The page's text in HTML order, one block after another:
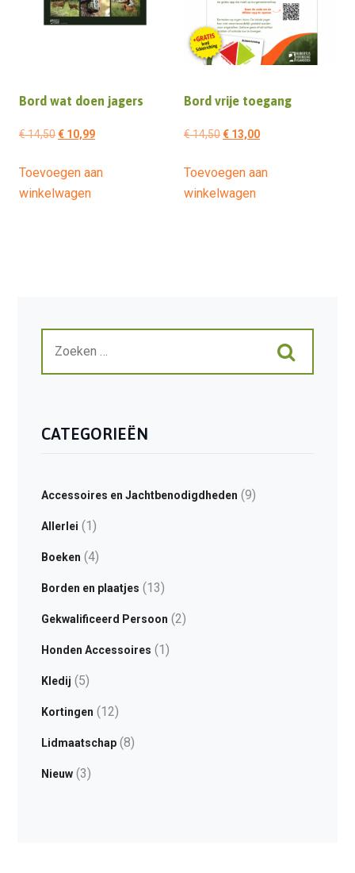
Bord wat doen jagers
€14,50Oorspronkelijke
was:
€ 14,50.
€10,99Huidige
is:
Toevoegen aan
winkelwagen
Bord vrije toegang
€14,50Oorspronkelijke
was:
€ 14,50.
€ 13,00Huidige
is:
Toevoegen aan
winkelwagen
CATEGORIEËN
Accessoires en Jachtbenodigdheden (9)
Allerlei (1)
Boeken (4)
Borden en plaatjes (13)
Gekwalificeerd Persoon (2)
Honden Accessoires (1)
Kledij (5)
Kortingen (12)
Lidmaatschap(8)
Nieuw(3)